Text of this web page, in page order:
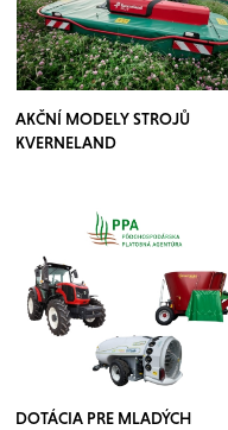
AKČNÍ MODELY STROJŮ
KVERNELAND
DOTÁCIA PRE MLADÝCH